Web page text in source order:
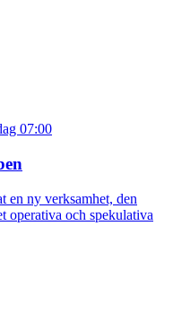
07:00
en ny verksamhet, den
operativa och spekulativa